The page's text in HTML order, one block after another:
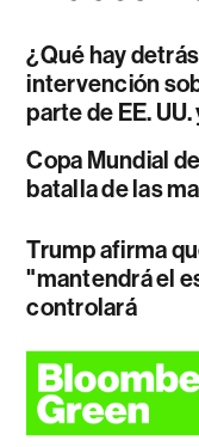
¿Qué hay
intervención
parte de EE.
Copa Mundial
batalla de las
Trump afirma
"mantendrá el
controlará